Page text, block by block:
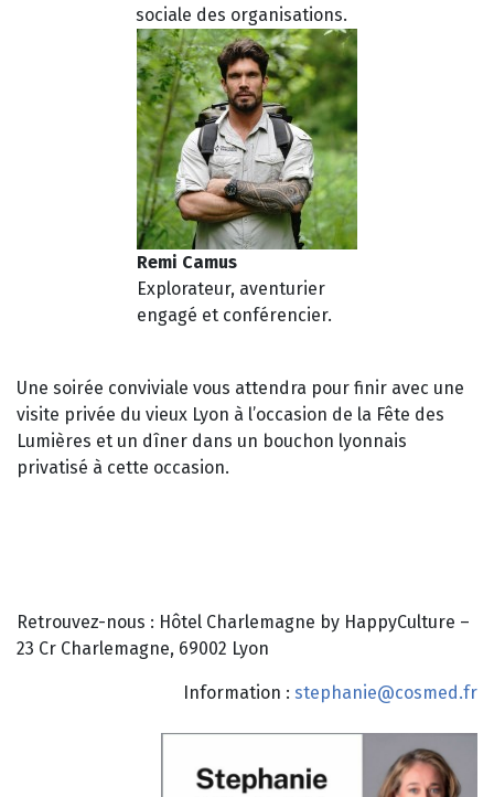
sociale des organisations.
Remi Camus
Explorateur, aventurier
engagé et conférencier.
Une soirée conviviale vous attendra pour finir avec une
visite privée du vieux Lyon à l’occasion de la Fête des
Lumières et un dîner dans un bouchon lyonnais
privatisé à cette occasion.
Retrouvez-nous : Hôtel Charlemagne by HappyCulture –
23 Cr Charlemagne, 69002 Lyon
Information : stephanie@cosmed.fr